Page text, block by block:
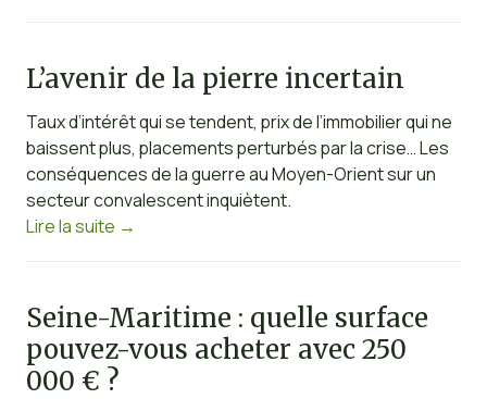
L’avenir de la pierre incertain
Taux d’intérêt qui se tendent, prix de l’immobilier qui ne
baissent plus, placements perturbés par la crise… Les
conséquences de la guerre au Moyen-Orient sur un
secteur convalescent inquiètent.
Lire la suite →
Seine-Maritime : quelle surface
pouvez-vous acheter avec 250
000 € ?